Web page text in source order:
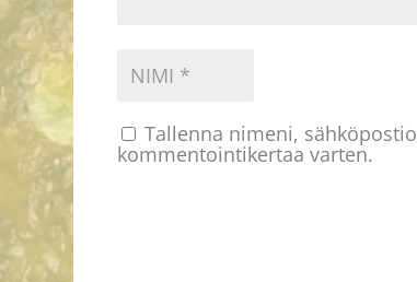
Tallenna nimeni,
kommentointikertaa varten.